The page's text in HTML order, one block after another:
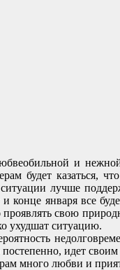
и
будет казаться,
лучше
января все
свою
ухудшат ситуацию.
постепенно, идет
много любви и